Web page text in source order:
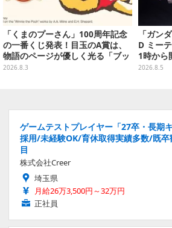
「くまのプーさん」100周年記念
の一番くじ発表！目玉のA賞は、
物語のページが優しく光る「ブッ
クシェイプドライト」
2026.8.3
「ガン
D ミー
1時から
2026.8.5
ゲームテストプレイヤー「27卒・長期
採用/未経験OK/育休取得実績多数/既
目
株式会社Creer
埼玉県
月給26万3,500円～32万円
正社員